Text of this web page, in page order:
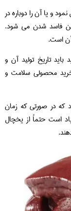
و یا آن را دوباره در
فاسد شدن می شود.
است.
تاریخ تولید آن و
خرید محصولی سلامت و
که در صورتی که زمان
است حتماً از یخچال